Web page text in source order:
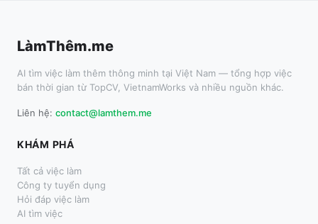
LàmThêm.me
AI tìm việc làm thêm thông minh tại Việt Nam — tổng hợp việc
bán thời gian từ TopCV, VietnamWorks và nhiều nguồn khác.
Liên hệ: contact@lamthem.me
KHÁM PHÁ
Tất cả việc làm
Công ty tuyển dụng
Hỏi đáp việc làm
AI tìm việc